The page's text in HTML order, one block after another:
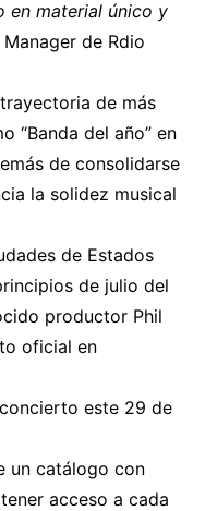
en material único y
de Rdio
de más
“Banda del año” en
de consolidarse
la solidez musical
de Estados
de julio del
productor Phil
oficial en
este 29 de
un catálogo con
acceso a cada